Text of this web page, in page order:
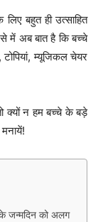
बहुत ही उत्साहित
में अब बात है कि बच्चे
टोपियां, म्यूजिकल चेयर
क्यों न हम बच्चे के बड़े
जन्मदिन को अलग